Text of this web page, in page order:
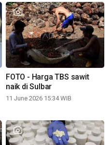
FOTO - Harga TBS sawit
naik di Sulbar
11 June 2026 15:34 WIB